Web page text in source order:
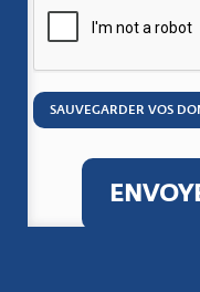
SAUVEGARDER VOS